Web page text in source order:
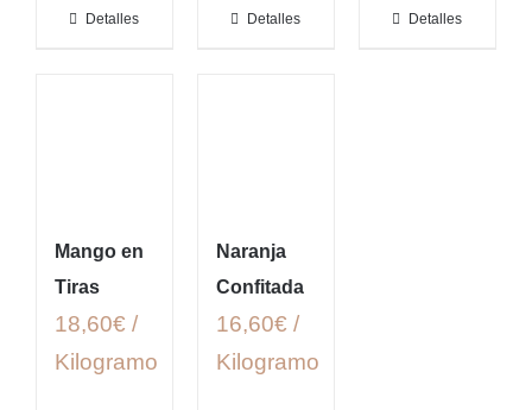
Detalles Detalles Detalles
Mango en
Tiras
18,60€ /
Kilogramo
Naranja
Confitada
16,60€ /
Kilogramo